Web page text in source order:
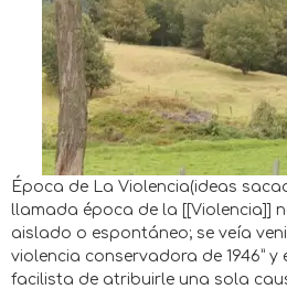
Época de La Violencia(ideas
llamada época de la [[Violencia]]
aislado o espontáneo; se veía
violencia conservadora de 1946” y
facilista de atribuirle una sola